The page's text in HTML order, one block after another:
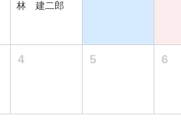
林 建二郎
4 5 6